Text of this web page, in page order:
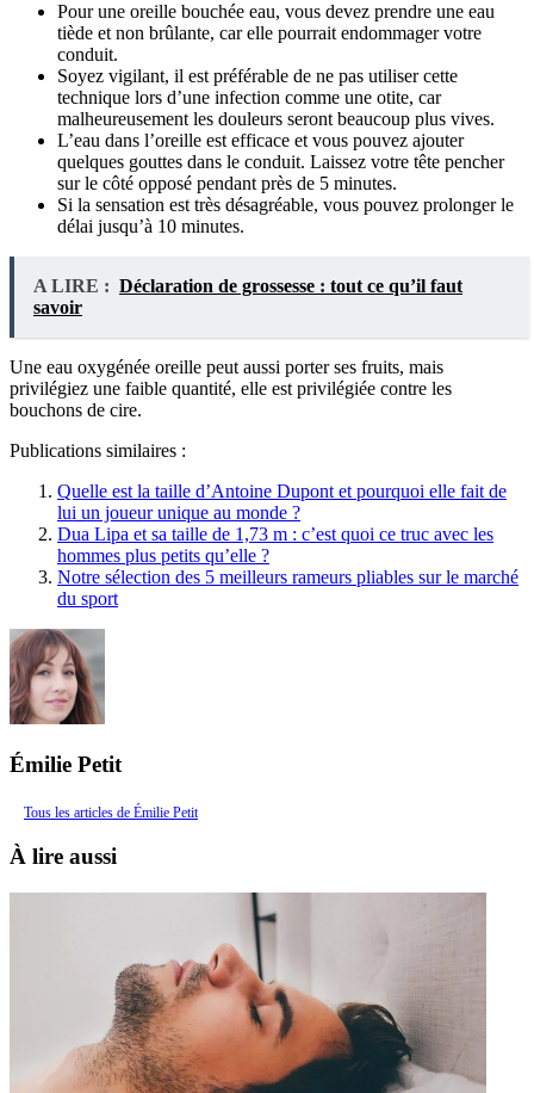
Pour une oreille bouchée eau, vous devez prendre une eau
tiède et non brûlante, car elle pourrait endommager votre
conduit.
Soyez vigilant, il est préférable de ne pas utiliser cette
technique lors d’une infection comme une otite, car
malheureusement les douleurs seront beaucoup plus vives.
L’eau dans l’oreille est efficace et vous pouvez ajouter
quelques gouttes dans le conduit. Laissez votre tête pencher
sur le côté opposé pendant près de 5 minutes.
Si la sensation est très désagréable, vous pouvez prolonger le
délai jusqu’à 10 minutes.
A LIRE : Déclaration de grossesse : tout ce qu’il faut
savoir
Une eau oxygénée oreille peut aussi porter ses fruits, mais
privilégiez une faible quantité, elle est privilégiée contre les
bouchons de cire.
Publications similaires :
Quelle est la taille d’Antoine Dupont et pourquoi elle fait de
lui un joueur unique au monde ?
Dua Lipa et sa taille de 1,73 m : c’est quoi ce truc avec les
hommes plus petits qu’elle ?
Notre sélection des 5 meilleurs rameurs pliables sur le marché
du sport
Émilie Petit
Tous les articles de Émilie Petit
À lire aussi